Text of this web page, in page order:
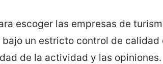
escoger las empresas de
un estricto control de calidad
de la actividad y las opiniones.